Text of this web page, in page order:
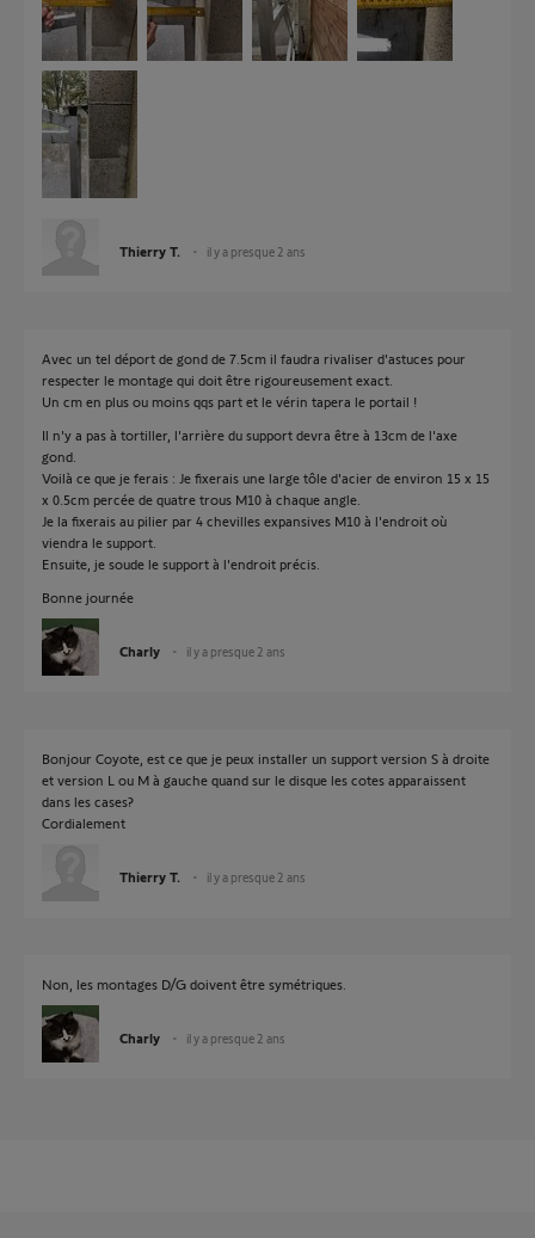
Thierry T. il y a presque 2 ans
Avec un tel déport de gond de 7.5cm il faudra rivaliser d'astuces pour
respecter le montage qui doit être rigoureusement exact.
Un cm en plus ou moins qqs part et le vérin tapera le portail !
Il n'y a pas à tortiller, l'arrière du support devra être à 13cm de l'axe
gond.
Voilà ce que je ferais : Je fixerais une large tôle d'acier de environ 15 x 15
x 0.5cm percée de quatre trous M10 à chaque angle.
Je la fixerais au pilier par 4 chevilles expansives M10 à l'endroit où
viendra le support.
Ensuite, je soude le support à l'endroit précis.
Bonne journée
Charly il y a presque 2 ans
Bonjour Coyote, est ce que je peux installer un support version S à droite
et version L ou M à gauche quand sur le disque les cotes apparaissent
dans les cases?
Cordialement
Thierry T. il y a presque 2 ans
Non, les montages D/G doivent être symétriques.
Charly il y a presque 2 ans